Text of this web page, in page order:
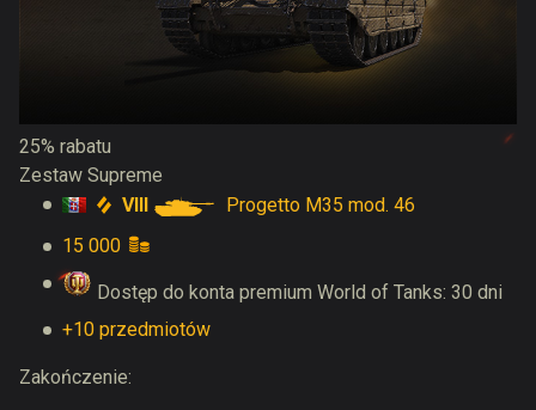
25% rabatu
Zestaw Supreme
VIII
Progetto M35 mod. 46
15 000
Dostęp do konta premium World of Tanks: 30 dni
+10 przedmiotów
Zakończenie: